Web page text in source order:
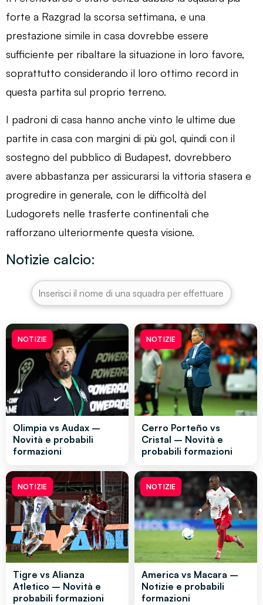
forte a Razgrad la scorsa settimana, e una
prestazione simile in casa dovrebbe essere
sufficiente per ribaltare la situazione in loro favore,
soprattutto considerando il loro ottimo record in
questa partita sul proprio terreno.
I padroni di casa hanno anche vinto le ultime due
partite in casa con margini di più gol, quindi con il
sostegno del pubblico di Budapest, dovrebbero
avere abbastanza per assicurarsi la vittoria stasera e
progredire in generale, con le difficoltà del
Ludogorets nelle trasferte continentali che
rafforzano ulteriormente questa visione.
Notizie calcio:
NOTIZIE
Olimpia vs Audax –
Novità e probabili
formazioni
NOTIZIE
Cerro Porteño vs
Cristal – Novità e
probabili formazioni
NOTIZIE
Tigre vs Alianza
Atletico – Novità e
probabili formazioni
NOTIZIE
America vs Macara –
Notizie e probabili
formazioni